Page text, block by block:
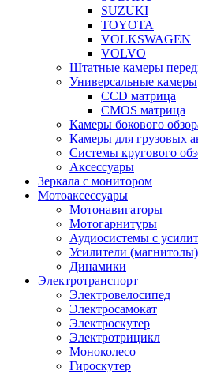
SUZUKI
TOYOTA
VOLKSWAGEN
VOLVO
Штатные камеры
Универсальные камеры
CCD матрица
CMOS матрица
Камеры бокового
Камеры для грузовых
Системы кругового
Аксессуары
Зеркала с монитором
Мотоаксессуары
Мотонавигаторы
Мотогарнитуры
Аудиосистемы с
Усилители (магнитолы)
Динамики
Электротранспорт
Электровелосипед
Электросамокат
Электроскутер
Электротрицикл
Моноколесо
Гироскутер